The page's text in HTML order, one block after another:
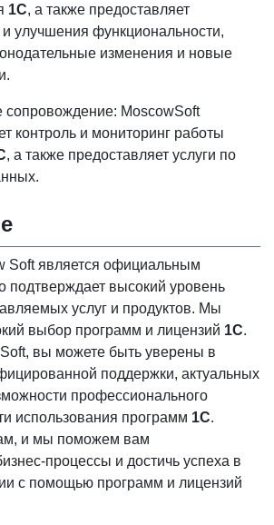
1С, а также предоставляет
улучшения функциональности,
изменения и новые
сопровождение: MoscowSoft
контроль и мониторинг работы
, а также предоставляет услуги по
Soft является официальным
подтверждает высокий уровень
услуг и продуктов. Мы
выбор программ и лицензий 1С.
вы можете быть уверены в
поддержки, актуальных
профессионального
использования программ 1С.
и мы поможем вам
процессы и достичь успеха в
с помощью программ и лицензий